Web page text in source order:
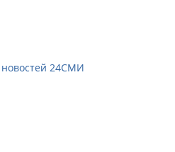
новостей 24СМИ